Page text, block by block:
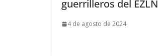
guerrilleros del EZLN
4 de agosto de 2024